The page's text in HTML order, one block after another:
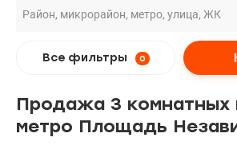
Все фильтры 0
Продажа 3 комнатных
метро Площадь